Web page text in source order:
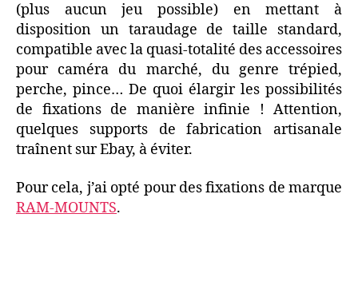
(plus aucun jeu possible) en mettant à
disposition un taraudage de taille standard,
compatible avec la quasi-totalité des accessoires
pour caméra du marché, du genre trépied,
perche, pince… De quoi élargir les possibilités
de fixations de manière infinie ! Attention,
quelques supports de fabrication artisanale
traînent sur Ebay, à éviter.
Pour cela, j’ai opté pour des fixations de marque
RAM-MOUNTS.